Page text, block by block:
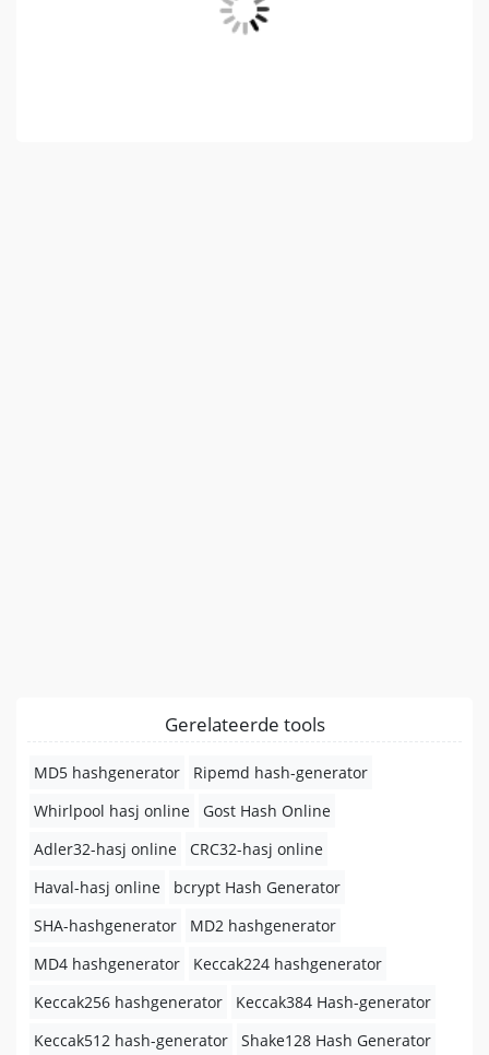
Gerelateerde tools
MD5 hashgenerator
Ripemd hash-generator
Whirlpool hasj online
Gost Hash Online
Adler32-hasj online
CRC32-hasj online
Haval-hasj online
bcrypt Hash Generator
SHA-hashgenerator
MD2 hashgenerator
MD4 hashgenerator
Keccak224 hashgenerator
Keccak256 hashgenerator
Keccak384 Hash-generator
Keccak512 hash-generator
Shake128 Hash Generator